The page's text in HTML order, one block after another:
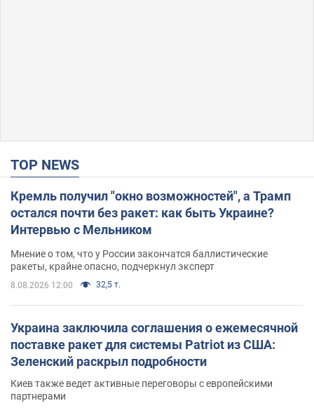
TOP NEWS
Кремль получил "окно возможностей", а Трамп
остался почти без ракет: как быть Украине?
Интервью с Мельником
Мнение о том, что у России закончатся баллистические
ракеты, крайне опасно, подчеркнул эксперт
8.08.2026 12:00 32,5 т.
Украина заключила соглашения о ежемесячной
поставке ракет для системы Patriot из США:
Зеленский раскрыл подробности
Киев также ведет активные переговоры с европейскими
партнерами